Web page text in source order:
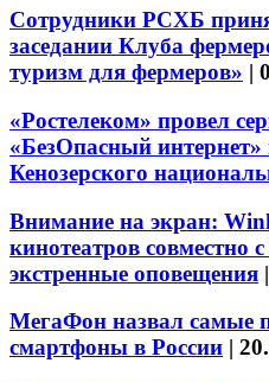
Сотрудники РСХБ
заседании Клуба
туризм для фермеров» |
«Ростелеком» провел
«БезОпасный интернет»
Кенозерского
Внимание на экран:
кинотеатров совместно
экстренные оповещения |
МегаФон назвал самые
смартфоны в России |